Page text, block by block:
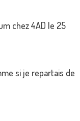
chez 4AD le 25
si je repartais de